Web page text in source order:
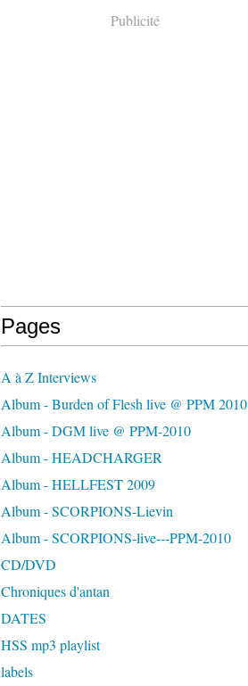
Publicité
Pages
A à Z Interviews
Album - Burden of Flesh live @ PPM 2010
Album - DGM live @ PPM-2010
Album - HEADCHARGER
Album - HELLFEST 2009
Album - SCORPIONS-Lievin
Album - SCORPIONS-live---PPM-2010
CD/DVD
Chroniques d'antan
DATES
HSS mp3 playlist
labels